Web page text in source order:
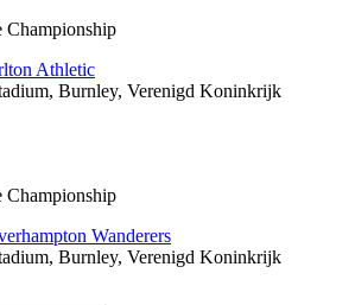
Championship
Athletic
, Burnley, Verenigd Koninkrijk
Championship
Wanderers
, Burnley, Verenigd Koninkrijk